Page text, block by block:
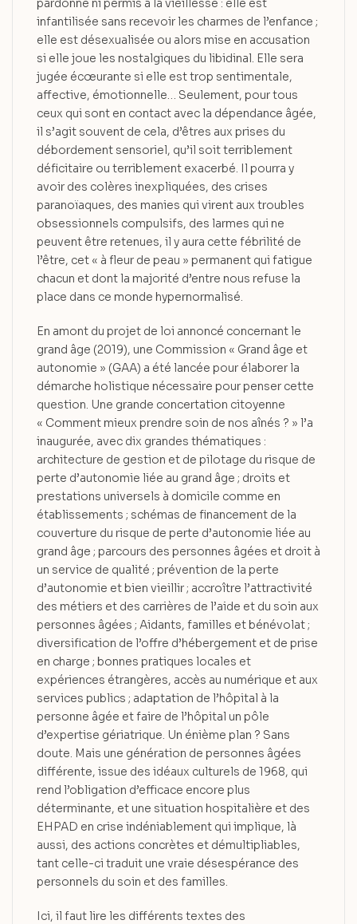
pardonné ni permis à la vieillesse : elle est
infantilisée sans recevoir les charmes de l’enfance ;
elle est désexualisée ou alors mise en accusation
si elle joue les nostalgiques du libidinal. Elle sera
jugée écœurante si elle est trop sentimentale,
affective, émotionnelle… Seulement, pour tous
ceux qui sont en contact avec la dépendance âgée,
il s’agit souvent de cela, d’êtres aux prises du
débordement sensoriel, qu’il soit terriblement
déficitaire ou terriblement exacerbé. Il pourra y
avoir des colères inexpliquées, des crises
paranoïaques, des manies qui virent aux troubles
obsessionnels compulsifs, des larmes qui ne
peuvent être retenues, il y aura cette fébrilité de
l’être, cet « à fleur de peau » permanent qui fatigue
chacun et dont la majorité d’entre nous refuse la
place dans ce monde hypernormalisé.
En amont du projet de loi annoncé concernant le
grand âge (2019), une Commission « Grand âge et
autonomie » (GAA) a été lancée pour élaborer la
démarche holistique nécessaire pour penser cette
question. Une grande concertation citoyenne
« Comment mieux prendre soin de nos aînés ? » l’a
inaugurée, avec dix grandes thématiques :
architecture de gestion et de pilotage du risque de
perte d’autonomie liée au grand âge ; droits et
prestations universels à domicile comme en
établissements ; schémas de financement de la
couverture du risque de perte d’autonomie liée au
grand âge ; parcours des personnes âgées et droit à
un service de qualité ; prévention de la perte
d’autonomie et bien vieillir ; accroître l’attractivité
des métiers et des carrières de l’aide et du soin aux
personnes âgées ; Aidants, familles et bénévolat ;
diversification de l’offre d’hébergement et de prise
en charge ; bonnes pratiques locales et
expériences étrangères, accès au numérique et aux
services publics ; adaptation de l’hôpital à la
personne âgée et faire de l’hôpital un pôle
d’expertise gériatrique. Un énième plan ? Sans
doute. Mais une génération de personnes âgées
différente, issue des idéaux culturels de 1968, qui
rend l’obligation d’efficace encore plus
déterminante, et une situation hospitalière et des
EHPAD en crise indéniablement qui implique, là
aussi, des actions concrètes et démultipliables,
tant celle-ci traduit une vraie désespérance des
personnels du soin et des familles.
Ici, il faut lire les différents textes des